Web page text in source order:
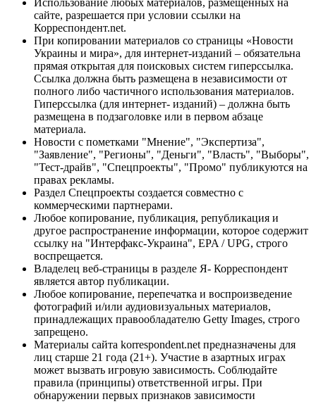
сайте, разрешается при условии ссылки на
Корреспондент.net.
При копировании материалов со страницы «Новости
Украины и мира», для интернет-изданий – обязательна
прямая открытая для поисковых систем гиперссылка.
Ссылка должна быть размещена в независимости от
полного либо частичного использования материалов.
Гиперссылка (для интернет- изданий) – должна быть
размещена в подзаголовке или в первом абзаце
материала.
Новости с пометками "Мнение", "Экспертиза",
"Заявление", "Регионы", "Деньги", "Власть", "Выборы",
"Тест-драйв", "Спецпроекты", "Промо" публикуются на
правах рекламы.
Раздел Спецпроекты создается совместно с
коммерческими партнерами.
Любое копирование, публикация, републикация и
другое распространение информации, которое содержит
ссылку на "Интерфакс-Украина", EPA / UPG, строго
воспрещается.
Владелец веб-страницы в разделе Я- Корреспондент
является автор публикации.
Любое копирование, перепечатка и воспроизведение
фотографий и/или аудиовизуальных материалов,
принадлежащих правообладателю Getty Images, строго
запрещено.
Материалы сайта korrespondent.net предназначены для
лиц старше 21 года (21+). Участие в азартных играх
может вызвать игровую зависимость. Соблюдайте
правила (принципы) ответственной игры. При
обнаружении первых признаков зависимости